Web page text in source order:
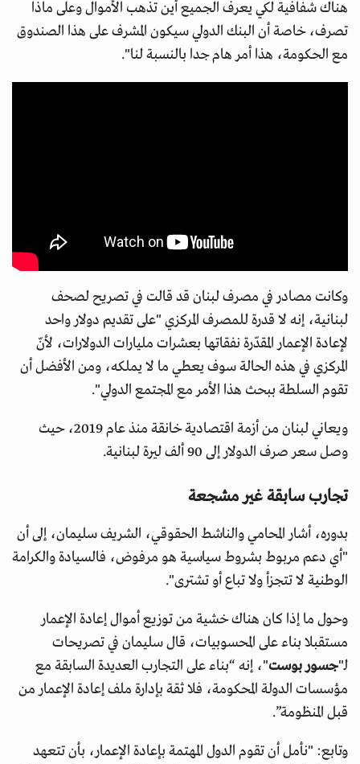
هناك شفافية لكي يعرف الجميع أين تذهب الأموال وعلى ماذا
تصرف، خاصة أن البنك الدولي سيكون المشرف على هذا الصندوق
مع الحكومة، هذا أمر هام جدا بالنسبة لنا".
وكانت مصادر في مصرف لبنان قد قالت في تصريح لصحف
لبنانية، إنه لا قدرة للمصرف المركزي "على تقديم دولار واحد
لإعادة الإعمار المقدّرة نفقاتها بعشرات مليارات الدولارات، لأنّ
المركزي في هذه الحالة سوف يعطي ما لا يملكه، ومن الأفضل أن
تقوم السلطة ببحث هذا الأمر مع المجتمع الدولي".
ويعاني لبنان من أزمة اقتصادية خانقة منذ عام 2019، حيث
وصل سعر صرف الدولار إلى 90 ألف ليرة لبنانية.
تجارب سابقة غير مشجعة
بدوره، أشار المحامي والناشط الحقوقي، الشريف سليمان، إلى أن
"أي دعم مربوط بشروط سياسية هو مرفوض، فالسيادة والكرامة
الوطنية لا تتجزأ ولا تباع أو تشترى".
وحول ما إذا كان هناك خشية من توزيع أموال إعادة الإعمار
مستقبلا بناء على المحسوبيات، قال سليمان في تصريحات
لـ"جسور بوست"، إنه “بناء على التجارب العديدة السابقة مع
مؤسسات الدولة المحكومة، فلا ثقة بإدارة ملف إعادة الإعمار من
قبل المنظومة”.
وتابع: "نأمل أن تقوم الدول المهتمة بإعادة الإعمار، بأن تتعهد